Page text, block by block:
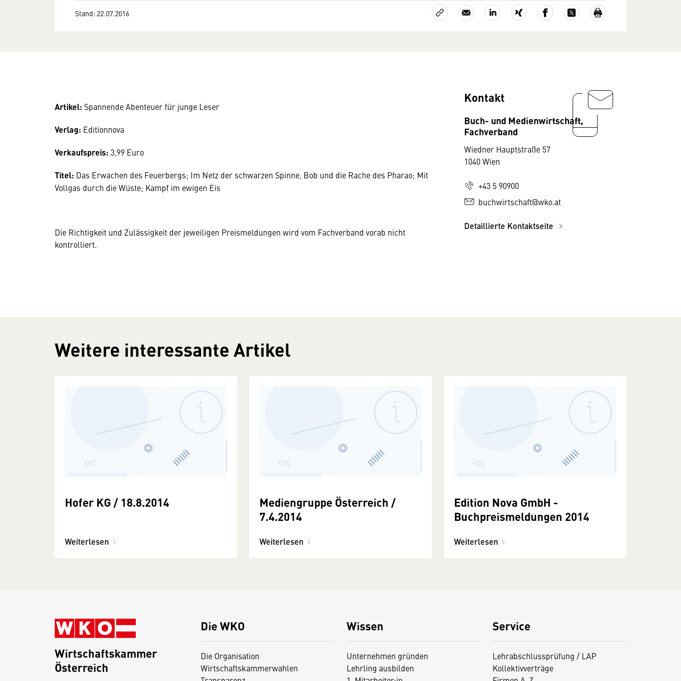
Stand: 22.07.2016
Artikel: Spannende Abenteuer für junge Leser
Verlag: Editionnova
Verkaufspreis: 3,99 Euro
Titel: Das Erwachen des Feuerbergs; Im Netz der schwarzen Spinne, Bob und die Rache des Pharao; Mit
Vollgas durch die Wüste; Kampf im ewigen Eis
Die Richtigkeit und Zulässigkeit der jeweiligen Preismeldungen wird vom Fachverband vorab nicht
kontrolliert.
Kontakt
Buch- und Medienwirtschaft,
Fachverband
Wiedner Hauptstraße 57
1040 Wien
+43 5 90900
buchwirtschaft@wko.at
Detaillierte Kontaktseite
Weitere interessante Artikel
Hofer KG / 18.8.2014
Weiterlesen
Mediengruppe Österreich /
7.4.2014
Weiterlesen
Edition Nova GmbH -
Buchpreismeldungen 2014
Weiterlesen
Die WKO
Die Organisation
Wirtschaftskammerwahlen
Wissen
Unternehmen gründen
Lehrling ausbilden
Service
Lehrabschlussprüfung / LAP
Kollektivverträge
Wirtschaftskammer
Österreich